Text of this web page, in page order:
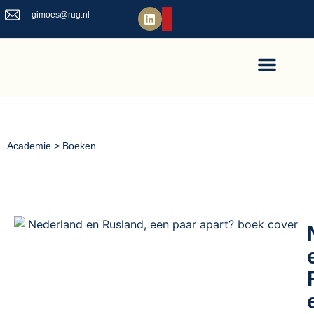
gimoes@rug.nl
Academie > Boeken